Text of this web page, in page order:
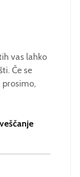
vas lahko
Če se
prosimo,